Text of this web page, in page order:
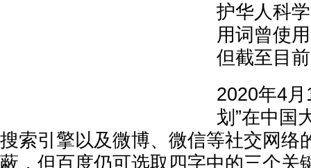
护华人科
用词曾使
但截至目
2020年4月
划”在中国
搜索引擎以及微博、微信等社交网络
蔽，但百度仍可选取四字中的三个关